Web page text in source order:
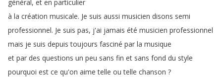
général, et en particulier
à la création musicale. Je suis aussi musicien disons semi
professionnel. Je suis pas, j'ai jamais été musicien professionnel
mais je suis depuis toujours fasciné par la musique
et par des questions un peu sans fin et sans fond du style
pourquoi est ce qu'on aime telle ou telle chanson ?